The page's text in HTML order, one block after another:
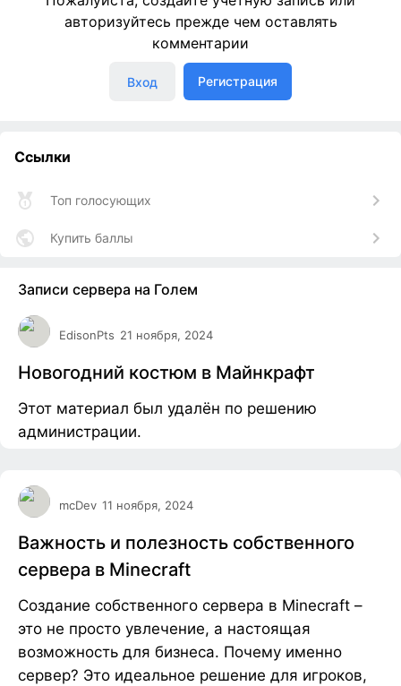
авторизуйтесь прежде чем оставлять
комментарии
Вход Регистрация
Ссылки
Топ голосующих
Купить баллы
Записи сервера на Голем
EdisonPts 21 ноября, 2024
Новогодний костюм в Майнкрафт
Этот материал был удалён по решению
администрации.
mcDev 11 ноября, 2024
Важность и полезность собственного
сервера в Minecraft
Создание собственного сервера в Minecraft –
это не просто увлечение, а настоящая
возможность для бизнеса. Почему именно
сервер? Это идеальное решение для игроков,